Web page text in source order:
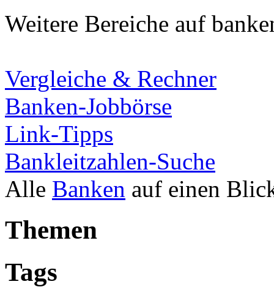
Weitere Bereiche auf
Vergleiche & Rechner
Banken-Jobbörse
Link-Tipps
Bankleitzahlen-Suche
Alle Banken auf einen
Themen
Tags